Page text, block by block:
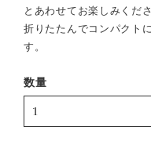
とあわせてお楽しみくださ
折りたたんでコンパクト
す。
数量